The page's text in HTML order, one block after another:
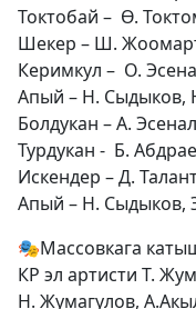
Токтобай – Ө.
Шекер – Ш.
Керимкул – О.
Апый – Н. Сыдыков,
Болдукан – А.
Турдукан - Б.
Искендер – Д.
Апый – Н. Сыдыков,
🎭Массовкага
КР эл артисти Т.
Н. Жумагулов,